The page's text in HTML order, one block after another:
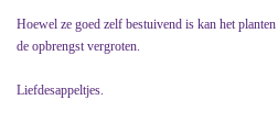
Hoewel ze goed zelf bestuivend is kan het
de opbrengst vergroten.
Liefdesappeltjes.